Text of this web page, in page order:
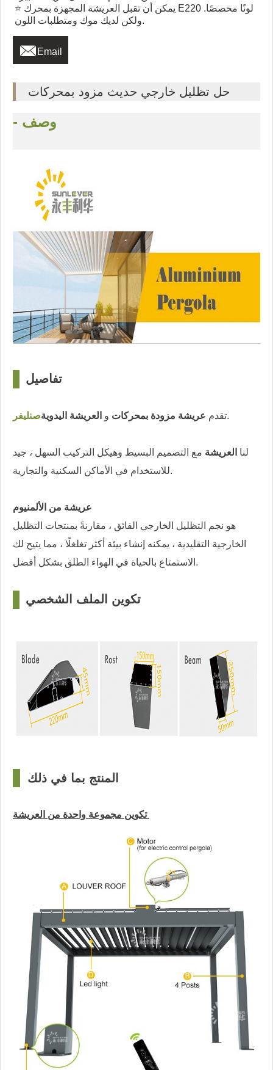
⭐ يمكن أن تقبل العريشة المجهزة بمحرك E220 لونًا مخصصًا.
ولكن لديك موك ومتطلبات اللون.
 Email
حل تظليل خارجي حديث مزود بمحركات
- وصف
تفاصيل
صنليفر تقدم عريشة مزودة بمحركات و العريشة اليدوية .
لنا العريشة مع التصميم البسيط وهيكل التركيب السهل ، جيد
للاستخدام في الأماكن السكنية والتجارية.
عريشة من الألمنيوم
هو نجم التظليل الخارجي الفائق ، مقارنةً بمنتجات التظليل
الخارجية التقليدية ، يمكنه إنشاء بيئة أكثر تغلغلًا ، مما يتيح لك
الاستمتاع بالحياة في الهواء الطلق بشكل أفضل.
تكوين الملف الشخصي
المنتج بما في ذلك
تكوين مجموعة واحدة من العريشة